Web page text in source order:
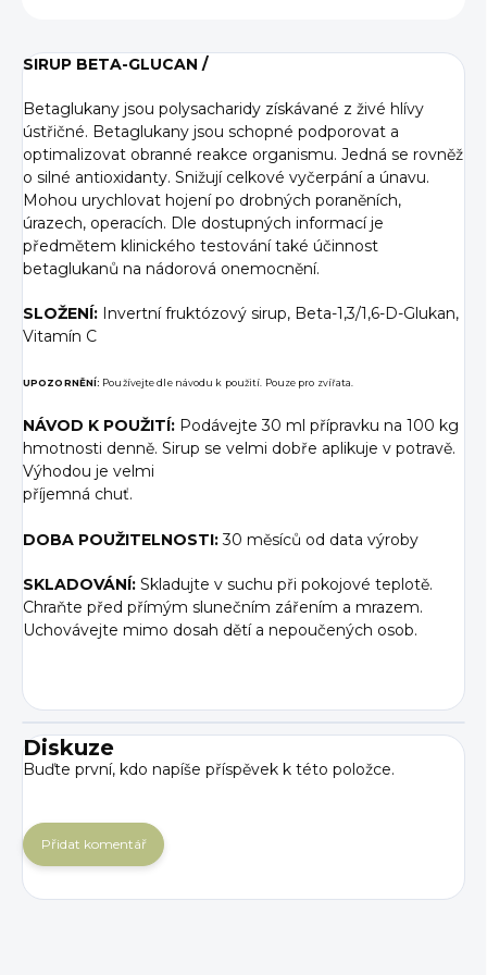
SIRUP BETA-GLUCAN /
Betaglukany jsou polysacharidy získávané z živé hlívy
ústřičné. Betaglukany jsou schopné podporovat a
optimalizovat obranné reakce organismu. Jedná se rovněž
o silné antioxidanty. Snižují celkové vyčerpání a únavu.
Mohou urychlovat hojení po drobných poraněních,
úrazech, operacích. Dle dostupných informací je
předmětem klinického testování také účinnost
betaglukanů na nádorová onemocnění.
SLOŽENÍ: Invertní fruktózový sirup, Beta-1,3/1,6-D-Glukan,
Vitamín C
UPOZORNĚNÍ: Používejte dle návodu k použití. Pouze pro zvířata.
NÁVOD K POUŽITÍ: Podávejte 30 ml přípravku na 100 kg
hmotnosti denně. Sirup se velmi dobře aplikuje v potravě.
Výhodou je velmi
příjemná chuť.
DOBA POUŽITELNOSTI:30 měsíců od data výroby
SKLADOVÁNÍ: Skladujte v suchu při pokojové teplotě.
Chraňte před přímým slunečním zářením a mrazem.
Uchovávejte mimo dosah dětí a nepoučených osob.
Diskuze
Buďte první, kdo napíše příspěvek k této položce.
Přidat komentář